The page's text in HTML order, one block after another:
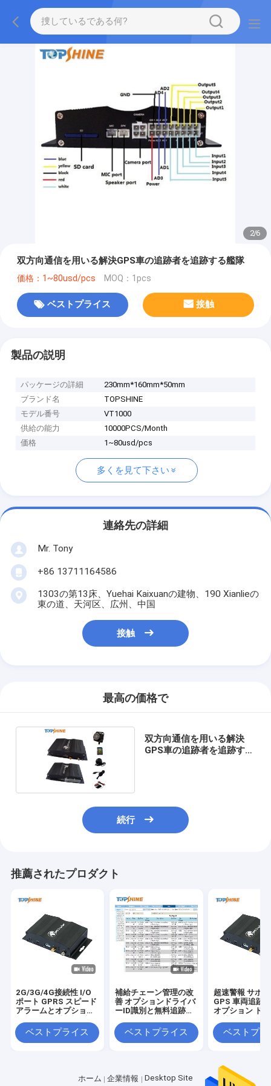
2/6
双方向通信を用いる解決GPS車の追跡者を追跡する艦隊
価格：1~80usd/pcs MOQ：1pcs
ベストプライス 接触
製品の説明
パッケージの詳細
230mm*160mm*50mm
ブランド名
TOPSHINE
モデル番号
VT1000
供給の能力
10000PCS/Month
価格
1~80usd/pcs
多くを見て下さい
連絡先の詳細
Mr. Tony
+86 13711164586
1303の第13床、Yuehai Kaixuanの建物、190 Xianlieの
東の道、天河区、広州、中国
接触
最高の価格で
双方向通信を用いる解決
GPS車の追跡者を追跡する
続行
推薦されたプロダクト
2G/3G/4G接続性 I/O
ポート GPRS スピード
アラームとオプション
ベストプライス
補給チェーン管理の改
善 オプションドライバ
ーID識別と無料追跡ソ
ッカー
ベストプライス
超速警報 サポ
GPS 車両追跡 SOS と
オプション ド
ベストプラ
ホーム 企業情報 Desktop Site